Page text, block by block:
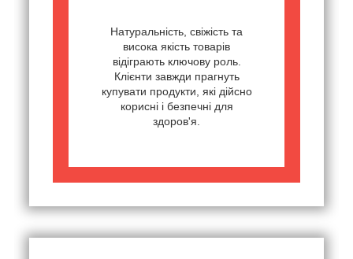
Натуральність, свіжість та
висока якість товарів
відіграють ключову роль.
Клієнти завжди прагнуть
купувати продукти, які дійсно
корисні і безпечні для
здоров'я.